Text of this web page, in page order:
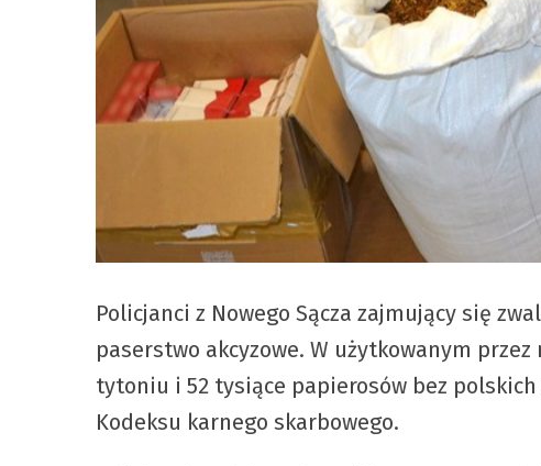
Policjanci z Nowego Sącza zajmujący się
paserstwo akcyzowe. W użytkowanym
tytoniu i 52 tysiące papierosów bez
Kodeksu karnego skarbowego.